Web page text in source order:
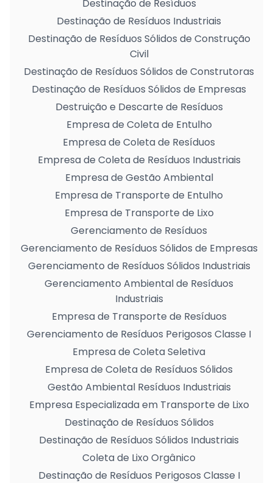
Destinação de Resíduos
Destinação de Resíduos Industriais
Destinação de Resíduos Sólidos de Construção
Civil
Destinação de Resíduos Sólidos de Construtoras
Destinação de Resíduos Sólidos de Empresas
Destruição e Descarte de Resíduos
Empresa de Coleta de Entulho
Empresa de Coleta de Resíduos
Empresa de Coleta de Resíduos Industriais
Empresa de Gestão Ambiental
Empresa de Transporte de Entulho
Empresa de Transporte de Lixo
Gerenciamento de Resíduos
Gerenciamento de Resíduos Sólidos de Empresas
Gerenciamento de Resíduos Sólidos Industriais
Gerenciamento Ambiental de Resíduos
Industriais
Empresa de Transporte de Resíduos
Gerenciamento de Resíduos Perigosos Classe I
Empresa de Coleta Seletiva
Empresa de Coleta de Resíduos Sólidos
Gestão Ambiental Resíduos Industriais
Empresa Especializada em Transporte de Lixo
Destinação de Resíduos Sólidos
Destinação de Resíduos Sólidos Industriais
Coleta de Lixo Orgânico
Destinação de Resíduos Perigosos Classe I